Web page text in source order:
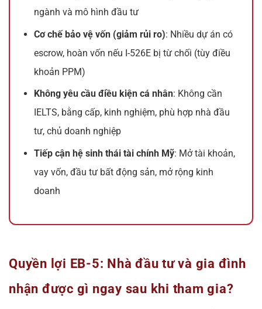
ngành và mô hình đầu tư
Cơ chế bảo vệ vốn (giảm rủi ro): Nhiều dự án có
escrow, hoàn vốn nếu I-526E bị từ chối (tùy điều
khoản PPM)
Không yêu cầu điều kiện cá nhân: Không cần
IELTS, bằng cấp, kinh nghiệm, phù hợp nhà đầu
tư, chủ doanh nghiệp
Tiếp cận hệ sinh thái tài chính Mỹ: Mở tài khoản,
vay vốn, đầu tư bất động sản, mở rộng kinh
doanh
Quyền lợi EB-5: Nhà đầu tư và gia đình
nhận được gì ngay sau khi tham gia?